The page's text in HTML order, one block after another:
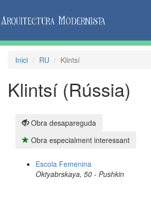
Inici RU Klintsí
Klintsí (Rússia)
Obra desapareguda
Obra especialment interessant
Escola Femenina
Oktyabrskaya, 50 - Pushkin